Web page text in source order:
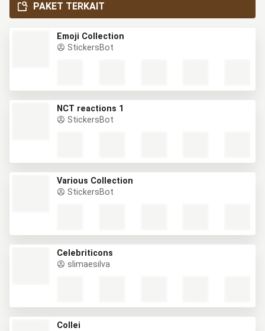
PAKET TERKAIT
Emoji Collection
StickersBot
NCT reactions 1
StickersBot
Various Collection
StickersBot
Celebriticons
slimaesilva
Collei